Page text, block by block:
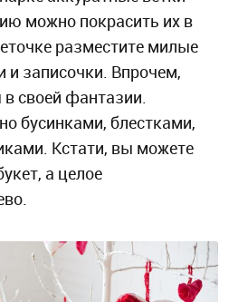
можно покрасить их в
разместите милые
и записочки. Впрочем,
своей фантазии.
бусинками, блестками,
Кстати, вы можете
а целое